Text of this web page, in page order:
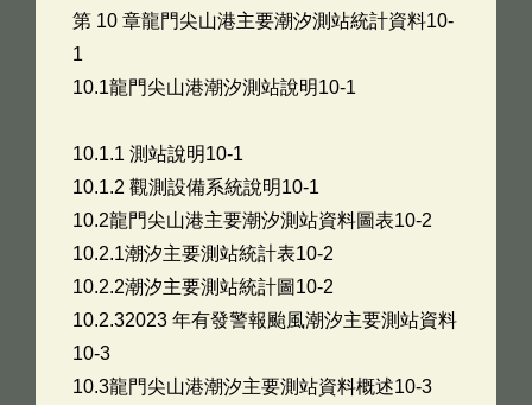
第 10 章龍門尖山港主要潮汐測站統計資料10-
1
10.1龍門尖山港潮汐測站說明10-1
10.1.1 測站說明10-1
10.1.2 觀測設備系統說明10-1
10.2龍門尖山港主要潮汐測站資料圖表10-2
10.2.1潮汐主要測站統計表10-2
10.2.2潮汐主要測站統計圖10-2
10.2.32023 年有發警報颱風潮汐主要測站資料
10-3
10.3龍門尖山港潮汐主要測站資料概述10-3